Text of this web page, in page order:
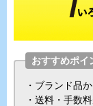
おすすめポイ
・ブランド品
・送料・手数